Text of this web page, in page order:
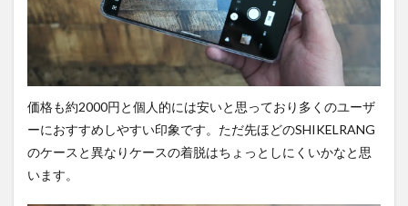
価格も約2000円と個人的には安いと思っており多くのユーザ
ーにおすすめしやすい印象です。ただ先ほどのSHIKELRANG
のケースと異なりケースの着脱はちょっとしにくいかなと思
います。